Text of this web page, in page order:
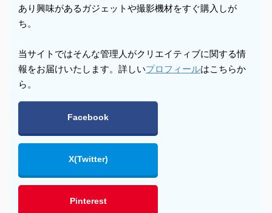
あり興味があるガジェットや撮影機材をすぐ購入しが
ち。
当サイトではそんな管理人がクリエイティブに関する情
報をお届けいたします。詳しいプロフィールはこちらか
ら。
Facebook
X(Twitter)
Pinterest